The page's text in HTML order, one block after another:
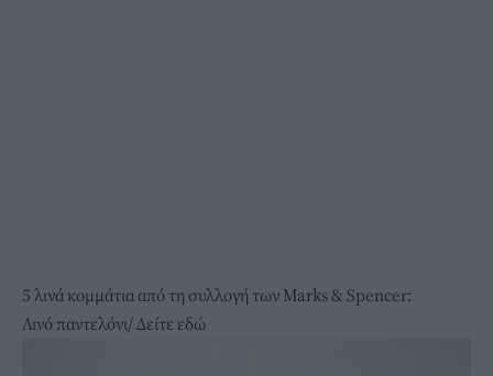
5 λινά κομμάτια από τη συλλογή των Marks & Spencer:
Λινό παντελόνι/Δείτε εδώ